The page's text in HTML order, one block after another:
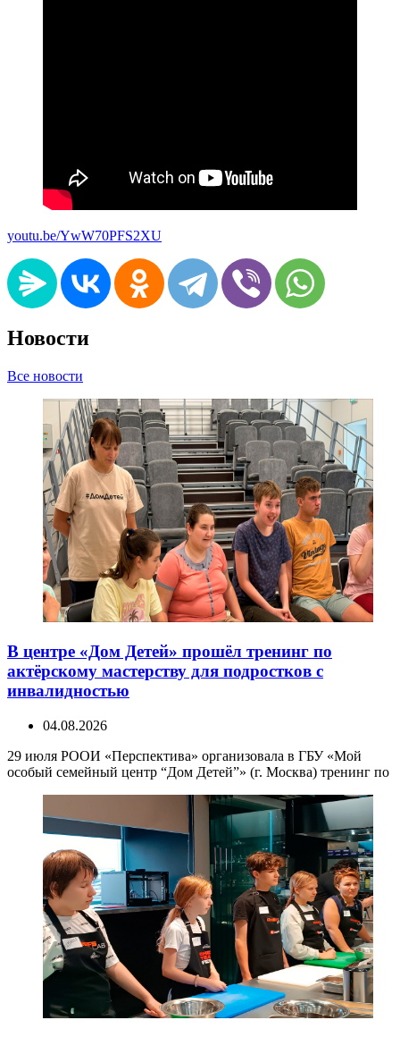
youtu.be/YwW70PFS2XU
Новости
Все новости
В центре «Дом Детей» прошёл тренинг по
актёрскому мастерству для подростков с
инвалидностью
04.08.2026
29 июля РООИ «Перспектива» организовала в ГБУ «Мой
особый семейный центр “Дом Детей”» (г. Москва) тренинг по